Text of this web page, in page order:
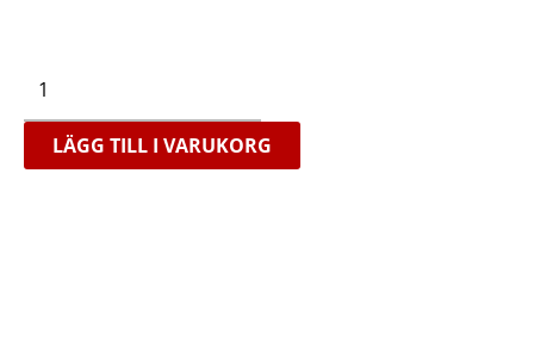
50x70
mängdLÄGG TILL I VARUKORG